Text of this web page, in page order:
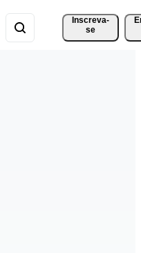
Inscreva-
se